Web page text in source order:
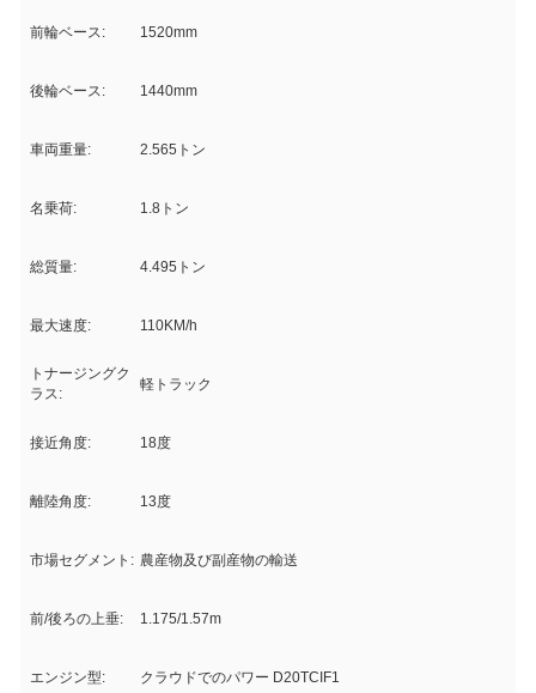
前輪ベース: 1520mm
後輪ベース: 1440mm
車両重量: 2.565トン
名乗荷: 1.8トン
総質量: 4.495トン
最大速度: 110KM/h
トナージングク
ラス:
軽トラック
接近角度: 18度
離陸角度: 13度
市場セグメント: 農産物及び副産物の輸送
前/後ろの上垂: 1.175/1.57m
エンジン型: クラウドでのパワー D20TCIF1